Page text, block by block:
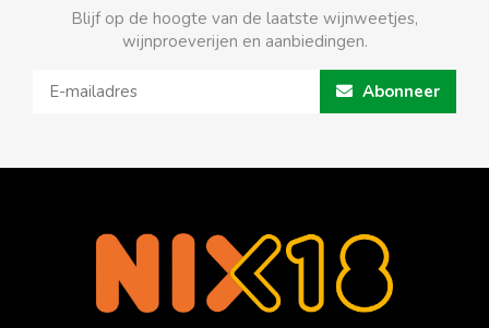
Blijf op de hoogte van de laatste wijnweetjes,
wijnproeverijen en aanbiedingen.
Abonneer